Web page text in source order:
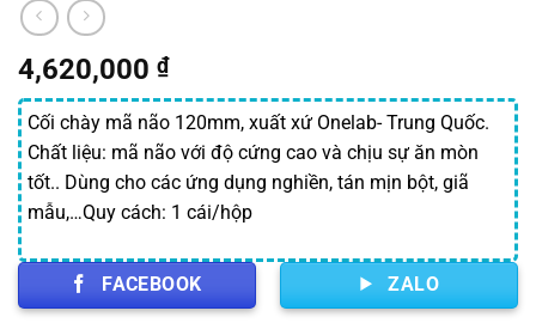
4,620,000 ₫
Cối chày mã não 120mm, xuất xứ Onelab- Trung Quốc.
Chất liệu: mã não với độ cứng cao và chịu sự ăn mòn
tốt.. Dùng cho các ứng dụng nghiền, tán mịn bột, giã
mẫu,…Quy cách: 1 cái/hộp
FACEBOOK ZALO